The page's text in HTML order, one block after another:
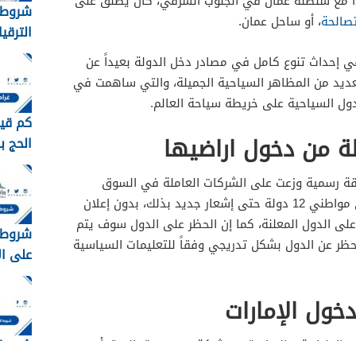
، أو ساحل عمان.
إحداث تنوع كامل في مصادر دخل الدولة بعيداً عن
من المظاهر السياحية الجميلة، والتي ساهمت في
السياحية على خريطة سياحة العالم.
رسمية وزعت على الشركات العاملة في السوق
الإماراتي، بتعليق إصدار التأشيرات إلى مواطني 12 دولة حتى إشعار جديد بذلك، بدون إعلان
الدول المعلنة، كما إن الحظر على الدول سوف يتم
عن الدول بشكل تدريجي وفقاً للتعليمات السياسية
الإمارات
1448
كم
الحج
2026 – 1448
على